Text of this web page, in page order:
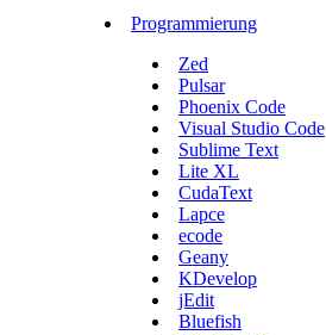
Programmierung
Zed
Pulsar
Phoenix Code
Visual Studio Code
Sublime Text
Lite XL
CudaText
Lapce
ecode
Geany
KDevelop
jEdit
Bluefish